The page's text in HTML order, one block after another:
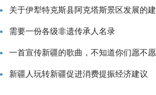
关于伊犁特克斯县阿克塔斯景区发展的建
需要一份各级非遗传承人名录
一首宣传新疆的歌曲，不知道你们愿不愿
新疆人玩转新疆促进消费提振经济建议